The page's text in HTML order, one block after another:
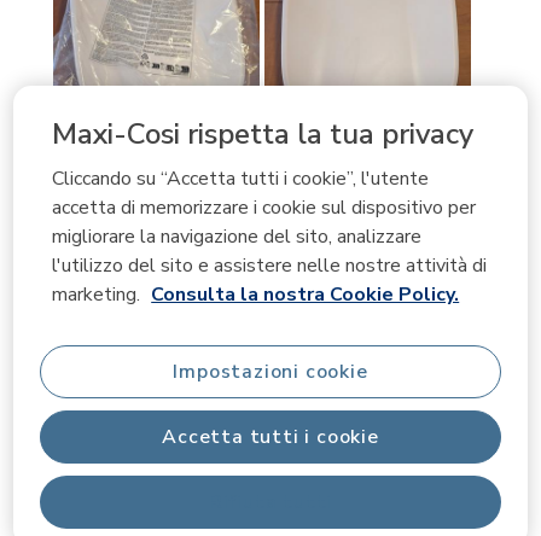
Maxi-Cosi rispetta la tua privacy
Cliccando su “Accetta tutti i cookie”, l'utente
accetta di memorizzare i cookie sul dispositivo per
migliorare la navigazione del sito, analizzare
l'utilizzo del sito e assistere nelle nostre attività di
marketing. Consulta la nostra Cookie Policy.
Accetta tutti i cookie
Impostazioni cookie